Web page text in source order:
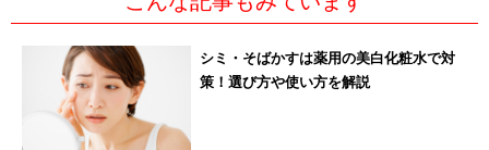
シミ・そばかすは薬用の美白化粧水で対
策！選び方や使い方を解説